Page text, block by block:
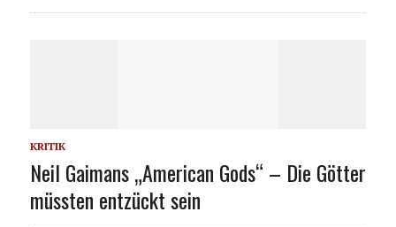
KRITIK
Neil Gaimans „American Gods“ – Die Götter
müssten entzückt sein